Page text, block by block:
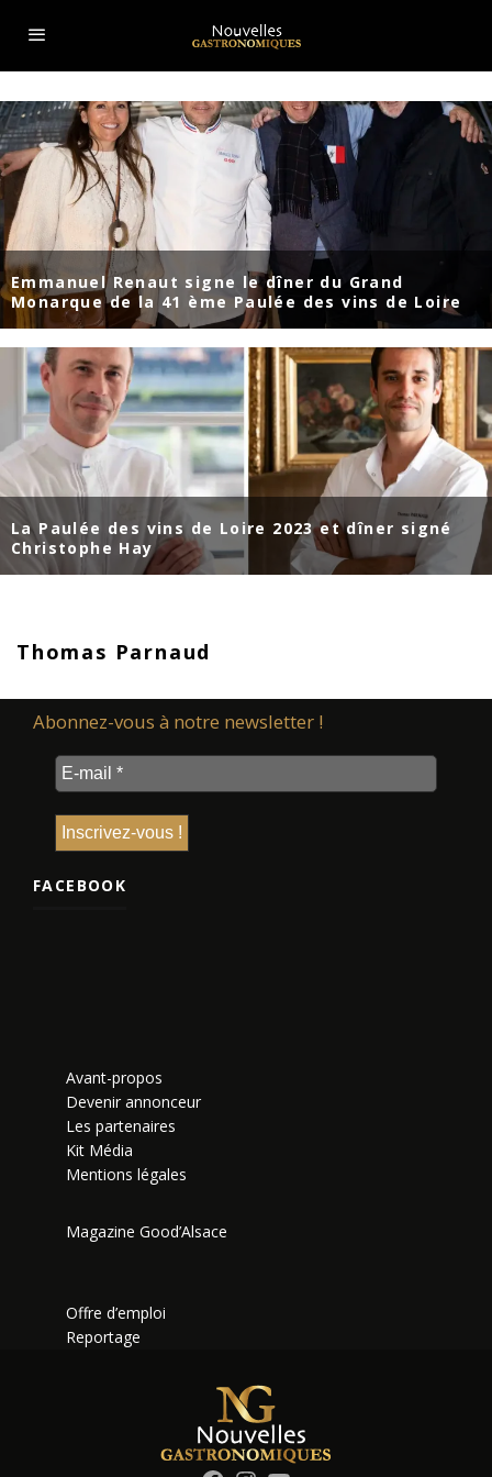
Emmanuel Renaut signe le dîner du Grand
Monarque de la 41 ème Paulée des vins de Loire
La Paulée des vins de Loire 2023 et dîner signé
Christophe Hay
Thomas Parnaud
Abonnez-vous à notre newsletter !
FACEBOOK
Avant-propos
Devenir annonceur
Les partenaires
Kit Média
Mentions légales
Magazine Good’Alsace
Offre d’emploi
Reportage
Facebook
Instagram
YouTube